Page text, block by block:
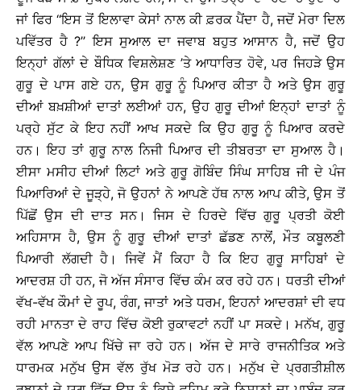
ਜਾਂ ਫਿਰ ‘‘ਇਸ ਤੋਂ ਇਲਾਵਾ ਕੇਸਾਂ ਨਾਲ ਕੀ ਫ਼ਰਕ ਪੈਂਦਾ ਹੈ, ਜਦੋਂ ਮੇਰਾ ਦਿਲ
ਪਵਿੱਤਰ ਹੈ ?’’ ਇਸ ਸੁਆਲ ਦਾ ਜਵਾਬ ਬਹੁਤ ਆਸਾਨ ਹੈ, ਜਦੋਂ ਉਹ
ਇਨ੍ਹਾਂ ਗੱਲਾਂ ਦੇ ਬੌਧਿਕ ਵਿਸ਼ਲੇਸ਼ਣ ’ਤੇ ਆਧਾਰਿਤ ਹੋਵੇ, ਪਰ ਜਿਹੜੇ ਉਸ
ਗੁਰੂ ਦੇ ਪਾਸ ਗਏ ਹਨ, ਉਸ ਗੁਰੂ ਨੂੰ ਪਿਆਰ ਕੀਤਾ ਹੈ ਅਤੇ ਉਸ ਗੁਰੂ
ਦੀਆਂ ਬਖ਼ਸ਼ੀਆਂ ਦਾਤਾਂ ਲਈਆਂ ਹਨ, ਉਹ ਗੁਰੂ ਦੀਆਂ ਇਨ੍ਹਾਂ ਦਾਤਾਂ ਨੂੰ
ਪਰ੍ਹੇ ਸੁੱਟ ਕੇ ਇਹ ਨਹੀਂ ਆਖ ਸਕਦੇ ਕਿ ਉਹ ਗੁਰੂ ਨੂੰ ਪਿਆਰ ਕਰਦੇ
ਹਨ। ਇਹ ਤਾਂ ਗੁਰੂ ਨਾਲ ਨਿਜੀ ਪਿਆਰ ਦੀ ਤੀਬਰਤਾ ਦਾ ਸੁਆਲ ਹੈ।
ਈਸਾ ਮਸੀਹ ਦੀਆਂ ਲਿਟਾਂ ਅਤੇ ਗੁਰੂ ਗੋਬਿੰਦ ਸਿੰਘ ਸਾਹਿਬ ਜੀ ਦੇ ਪੰਜ
ਪਿਆਰਿਆਂ ਦੇ ਜੂੜ੍ਹੇ, ਜੋ ਉਹਨਾਂ ਨੇ ਆਪਣੇ ਹੱਥ ਨਾਲ ਆਪ ਕੀਤੇ, ਉਸ ਤੋਂ
ਪਿੱਛੋਂ ਉਸ ਦੀ ਦਾਤ ਸਨ। ਜਿਸ ਦੇ ਹਿਰਦੇ ਵਿੱਚ ਗੁਰੂ ਪ੍ਰਤੀ ਕੋਈ
ਅਹਿਸਾਸ ਹੈ, ਉਸ ਨੂੰ ਗੁਰੂ ਦੀਆਂ ਦਾਤਾਂ ਛੱਡਣ ਨਾਲੋਂ, ਮੌਤ ਕਬੂਲਣੀ
ਪਿਆਰੀ ਲੱਗਦੀ ਹੈ। ਜਿਵੇਂ ਮੈਂ ਕਿਹਾ ਹੈ ਕਿ ਇਹ ਗੁਰੂ ਸਾਹਿਬਾਂ ਦੇ
ਆਦਰਸ਼ ਹੀ ਹਨ, ਜੋ ਅੱਜ ਸੰਸਾਰ ਵਿੱਚ ਕੰਮ ਕਰ ਰਹੇ ਹਨ। ਧਰਤੀ ਦੀਆਂ
ਵੱਖ-ਵੱਖ ਕੌਮਾਂ ਦੇ ਰੂਪ, ਰੰਗ, ਜਾਤਾਂ ਅਤੇ ਧਰਮ, ਇਹਨਾਂ ਆਦਰਸ਼ਾਂ ਦੀ ਵਧ
ਰਹੀ ਮਾਨਤਾ ਦੇ ਰਾਹ ਵਿੱਚ ਕੋਈ ਰੁਕਾਵਟਾਂ ਨਹੀਂ ਪਾ ਸਕਦੇ। ਮਨੱਖ, ਗੁਰੂ
ਵੱਲ ਆਪਣੇ ਆਪ ਖਿੱਚੇ ਜਾ ਰਹੇ ਹਨ। ਅੱਜ ਦੇ ਸਾਰੇ ਰਾਜਨੀਤਿਕ ਅਤੇ
ਧਾਰਮਕ ਮਨੁੱਖ ਉਸ ਵੱਲ ਰੁੱਖ ਮੋੜ ਰਹੇ ਹਨ। ਮਨੁੱਖ ਦੇ ਪ੍ਰਗਤੀਸ਼ੀਲ